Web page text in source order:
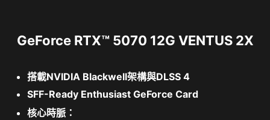
GeForce RTX™ 5070 12G VENTUS 2X
搭載NVIDIA Blackwell架構與DLSS 4
SFF-Ready Enthusiast GeForce Card
核心時脈：